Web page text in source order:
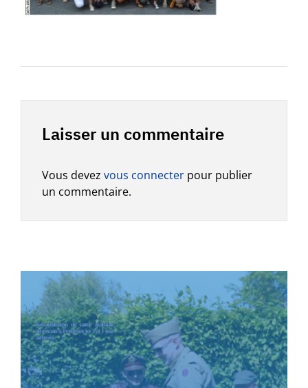
Laisser un commentaire
Vous devez vous connecter pour publier
un commentaire.